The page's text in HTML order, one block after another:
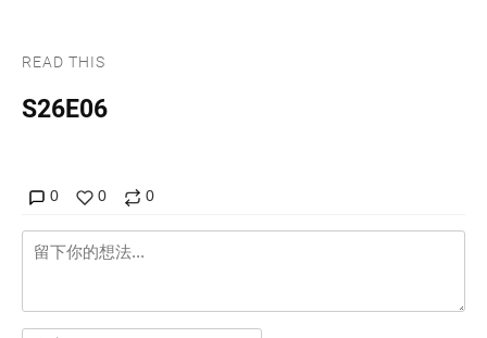
READ THIS
S26E06